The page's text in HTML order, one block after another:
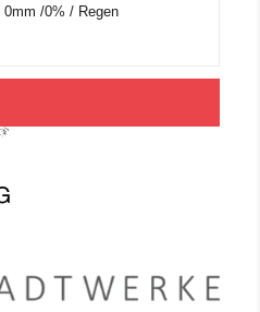
0mm /0% / Regen